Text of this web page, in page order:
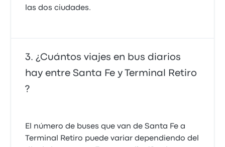
las dos ciudades.
¿Cuántos viajes en bus diarios
hay entre Santa Fe y Terminal Retiro
?
El número de buses que van de Santa Fe a
Terminal Retiro puede variar dependiendo del